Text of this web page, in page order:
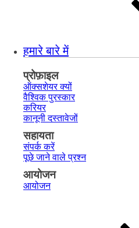
हमारे बारे में
प्रोफ़ाइल
ऑक्सशेयर क्यों
वैश्विक पुरस्कार
करियर
कानूनी दस्तावेजों
सहायता
संपर्क करें
पूछे जाने वाले प्रश्न
आयोजन
आयोजन